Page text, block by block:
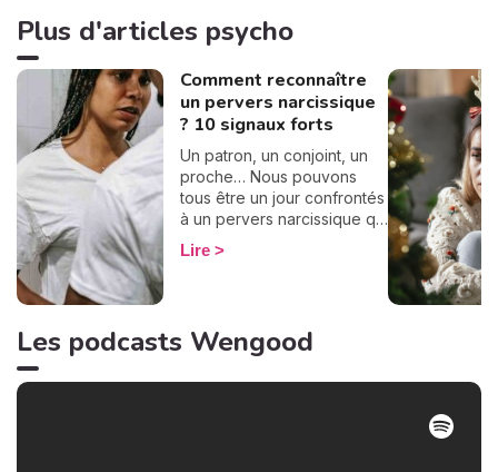
Plus d'articles psycho
Comment reconnaître
un pervers narcissique
? 10 signaux forts
Un patron, un conjoint, un
proche… Nous pouvons
tous être un jour confrontés
à un pervers narcissique qui
nous entraînera dans une
spirale destructrice.
des signaux forts à repérer
Lire
Les podcasts Wengood